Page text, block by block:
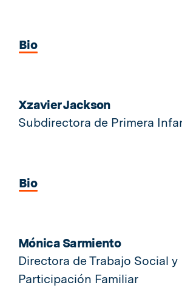
Bio
Xzavier Jackson
Subdirectora de Primera
Bio
Mónica Sarmiento
Directora de Trabajo Social y
Participación Familiar